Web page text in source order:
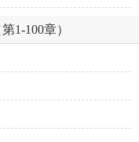
1-100章）